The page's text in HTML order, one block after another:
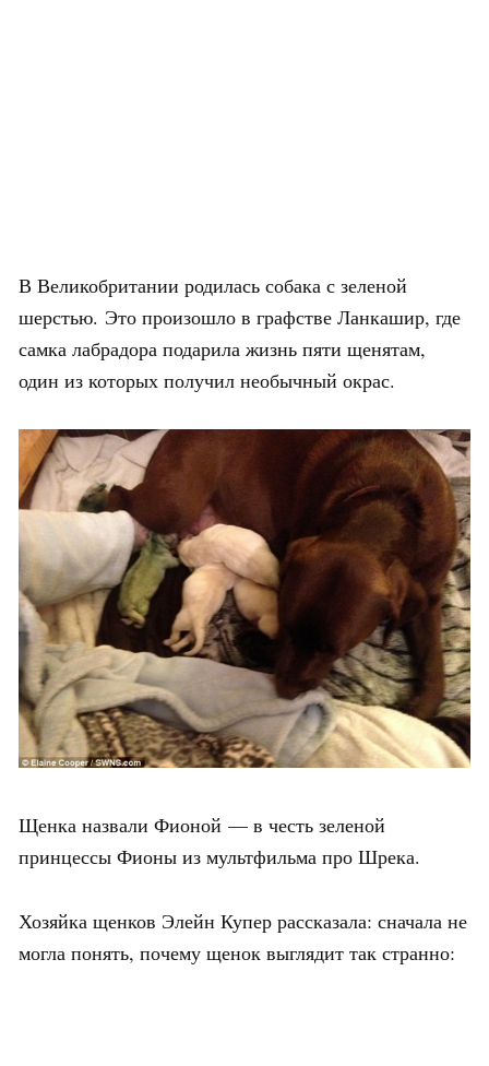
В Великобритании родилась собака с зеленой
шерстью. Это произошло в графстве Ланкашир, где
самка лабрадора подарила жизнь пяти щенятам,
один из которых получил необычный окрас.
Щенка назвали Фионой — в честь зеленой
принцессы Фионы из мультфильма про Шрека.
Хозяйка щенков Элейн Купер рассказала: сначала не
могла понять, почему щенок выглядит так странно: